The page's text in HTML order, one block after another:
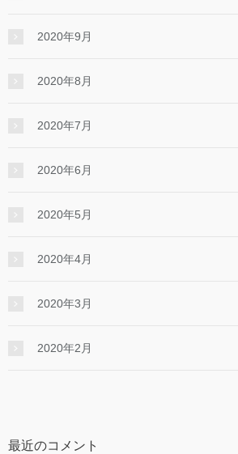
2020年9月
2020年8月
2020年7月
2020年6月
2020年5月
2020年4月
2020年3月
2020年2月
最近のコメント